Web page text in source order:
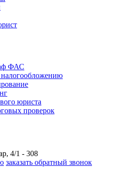
ФАС
юриста
проверок
4/1 - 308
заказать обратный звонок